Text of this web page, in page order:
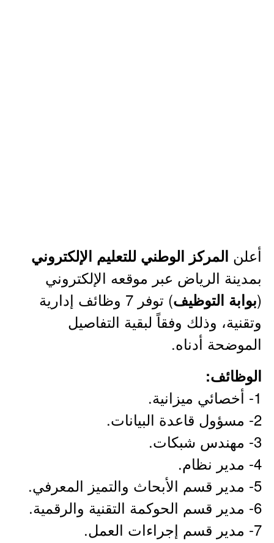
أعلن المركز الوطني للتعليم الإلكتروني
بمدينة الرياض عبر موقعه الإلكتروني
(بوابة التوظيف
) توفر 7 وظائف إدارية
وتقنية، وذلك وفقاً لبقية التفاصيل
الموضحة أدناه.
الوظائف:
1- أخصائي ميزانية.
2- مسؤول قاعدة البيانات.
3- مهندس شبكات.
4- مدير نظام.
5- مدير قسم الأبحاث والتميز المعرفي.
6- مدير قسم الحوكمة التقنية والرقمية.
7- مدير قسم إجراءات العمل.